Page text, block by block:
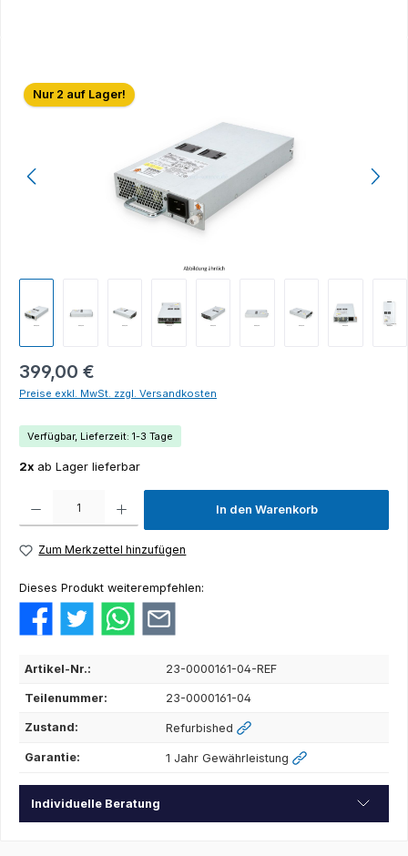
Bildergalerie überspringen
Nur 2 auf Lager!
399,00 €
Preise exkl. MwSt. zzgl. Versandkosten
Verfügbar, Lieferzeit: 1-3 Tage
2x ab Lager lieferbar
In den Warenkorb
Zum Merkzettel hinzufügen
Dieses Produkt weiterempfehlen:
Artikel-Nr.: 23-0000161-04-REF
Teilenummer: 23-0000161-04
Zustand: Refurbished
Garantie: 1 Jahr Gewährleistung
Individuelle Beratung